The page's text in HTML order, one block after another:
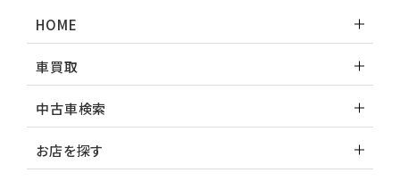
HOME
車買取
中古車検索
お店を探す